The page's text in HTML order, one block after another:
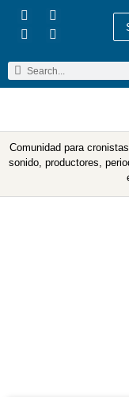
Comunidad para
sonido, productores,